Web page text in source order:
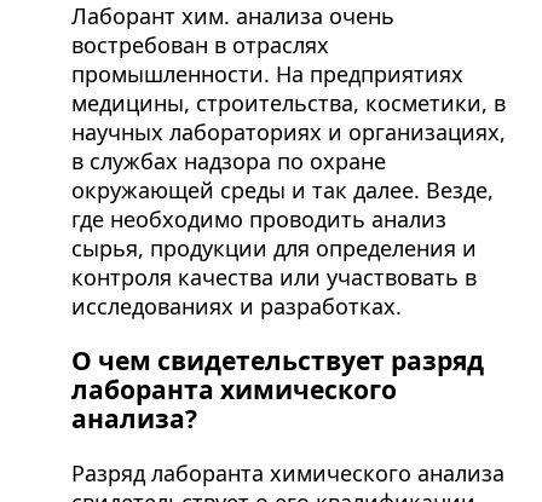
Лаборант хим. анализа очень
востребован в отраслях
промышленности. На предприятиях
медицины, строительства, косметики, в
научных лабораториях и организациях,
в службах надзора по охране
окружающей среды и так далее. Везде,
где необходимо проводить анализ
сырья, продукции для определения и
контроля качества или участвовать в
исследованиях и разработках.
О чем свидетельствует разряд
лаборанта химического
анализа?
Разряд лаборанта химического анализа